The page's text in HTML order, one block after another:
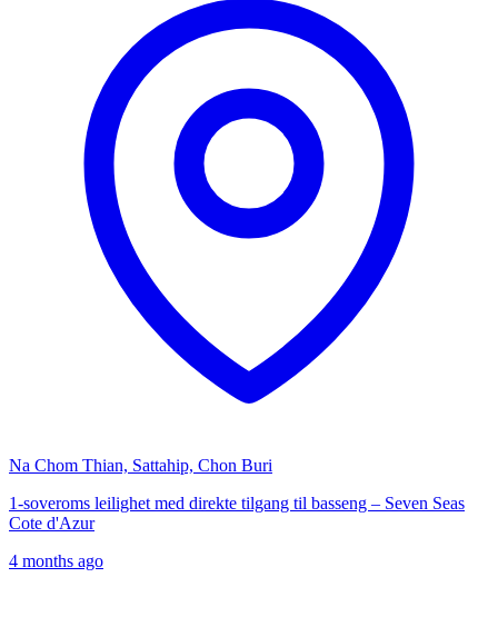
Na Chom Thian, Sattahip, Chon Buri
1-soveroms leilighet med direkte tilgang til basseng – Seven Seas
Cote d'Azur
4 months ago